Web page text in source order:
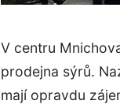
V centru
prodejna sýrů.
mají opravdu